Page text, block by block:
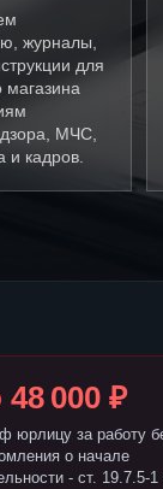
журналы,
для
магазина
МЧС,
и кадров.
000 ₽
юрлицу за работу
о начале
- ст. 19.7.5-